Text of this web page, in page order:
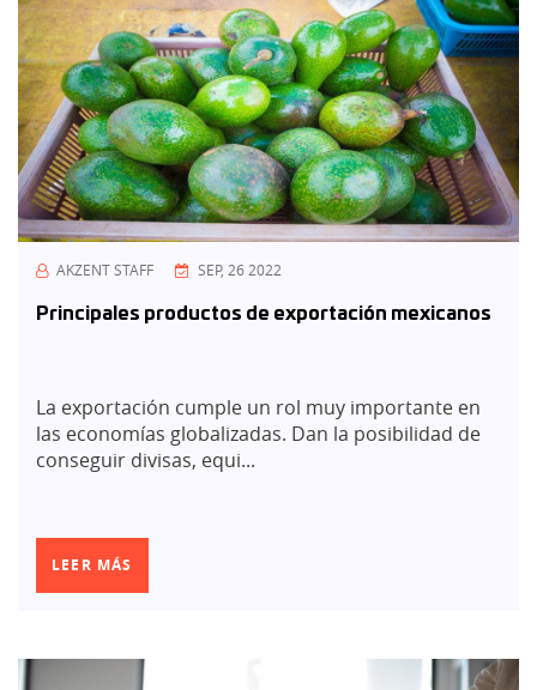
AKZENT STAFF SEP, 26 2022
Principales productos de exportación mexicanos
La exportación cumple un rol muy importante en
las economías globalizadas. Dan la posibilidad de
conseguir divisas, equi...
LEER MÁS